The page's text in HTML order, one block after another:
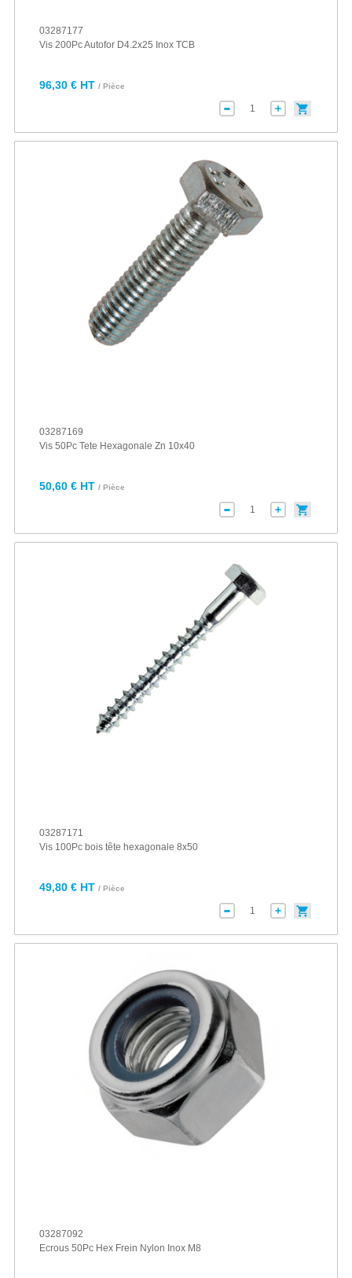
03287177
Vis 200Pc Autofor D4.2x25 Inox TCB
96,30 € HT / Pièce
03287169
Vis 50Pc Tete Hexagonale Zn 10x40
50,60 € HT / Pièce
03287171
Vis 100Pc bois tête hexagonale 8x50
49,80 € HT / Pièce
03287092
Ecrous 50Pc Hex Frein Nylon Inox M8